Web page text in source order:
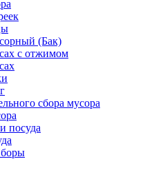
(Бак)
с отжимом
сбора мусора
посуда